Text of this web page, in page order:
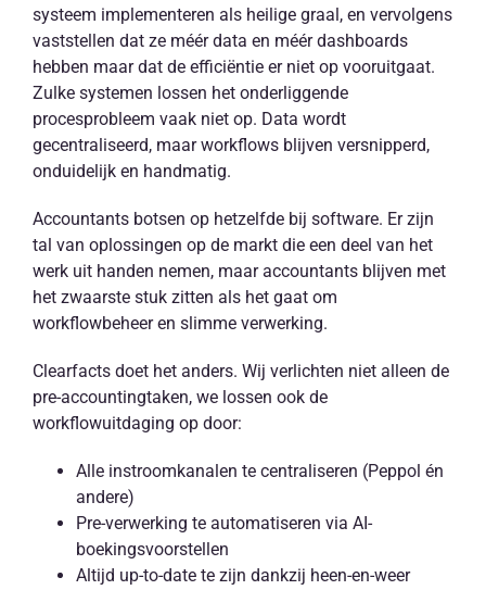
systeem implementeren als heilige graal, en vervolgens
vaststellen dat ze méér data en méér dashboards
hebben maar dat de efficiëntie er niet op vooruitgaat.
Zulke systemen lossen het onderliggende
procesprobleem vaak niet op. Data wordt
gecentraliseerd, maar workflows blijven versnipperd,
onduidelijk en handmatig.
Accountants botsen op hetzelfde bij software. Er zijn
tal van oplossingen op de markt die een deel van het
werk uit handen nemen, maar accountants blijven met
het zwaarste stuk zitten als het gaat om
workflowbeheer en slimme verwerking.
Clearfacts doet het anders. Wij verlichten niet alleen de
pre-accountingtaken, we lossen ook de
workflowuitdaging op door:
Alle instroomkanalen te centraliseren (Peppol én
andere)
Pre-verwerking te automatiseren via AI-
boekingsvoorstellen
Altijd up-to-date te zijn dankzij heen-en-weer